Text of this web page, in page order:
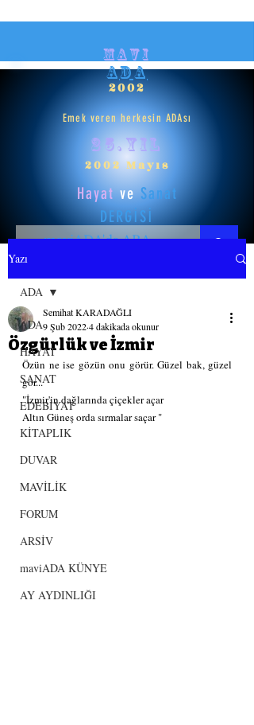
mavi
ADA
2002
Emek veren herkesin ADAsı
25.yıl
2002 Mayıs
HayatveSanat
DERGİSİ
SANAT
GİRİŞ YAP
Yazı
ADA
HAYAT
SANAT
EDEBİYAT
KİTAPLIK
DUVAR
MAVİLİK
FORUM
ARSİV
maviADA KÜNYE
AY AYDINLIĞI
ADA
Özgürlük ve İzmir
Semihat KARADAĞLI
9 Şub 20224 dakikada okunur
Özün ne ise gözün onu görür. Güzel bak, güzel
gör...
"İzmir'in dağlarında çiçekler açar
Altın Güneş orda sırmalar saçar "